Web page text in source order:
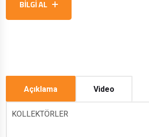
BİLGİ AL
Açıklama Video
KOLLEKTÖRLER